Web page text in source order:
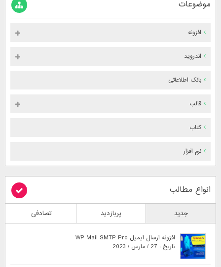
موضوعات
افزونه
اندروید
بانک اطلاعاتی
قالب
کتاب
نرم افزار
انواع مطالب
جدید پربازدید تصادفی
افزونه ارسال ایمیل WP Mail SMTP Pro
تاریخ : 27 / مارس / 2023